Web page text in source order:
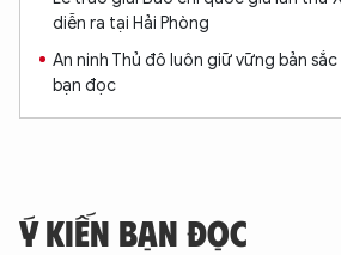
diễn ra tại Hải Phòng
An ninh Thủ đô luôn giữ vững bản
bạn đọc
Ý KIẾN BẠN ĐỌC